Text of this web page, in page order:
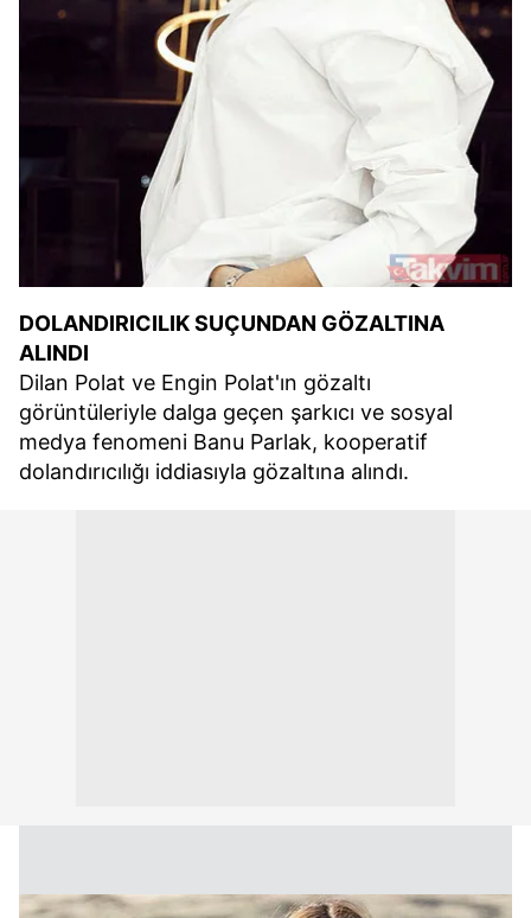
DOLANDIRICILIK SUÇUNDAN GÖZALTINA
ALINDI
Dilan Polat ve Engin Polat'ın gözaltı
görüntüleriyle dalga geçen şarkıcı ve sosyal
medya fenomeni Banu Parlak, kooperatif
dolandırıcılığı iddiasıyla gözaltına alındı.